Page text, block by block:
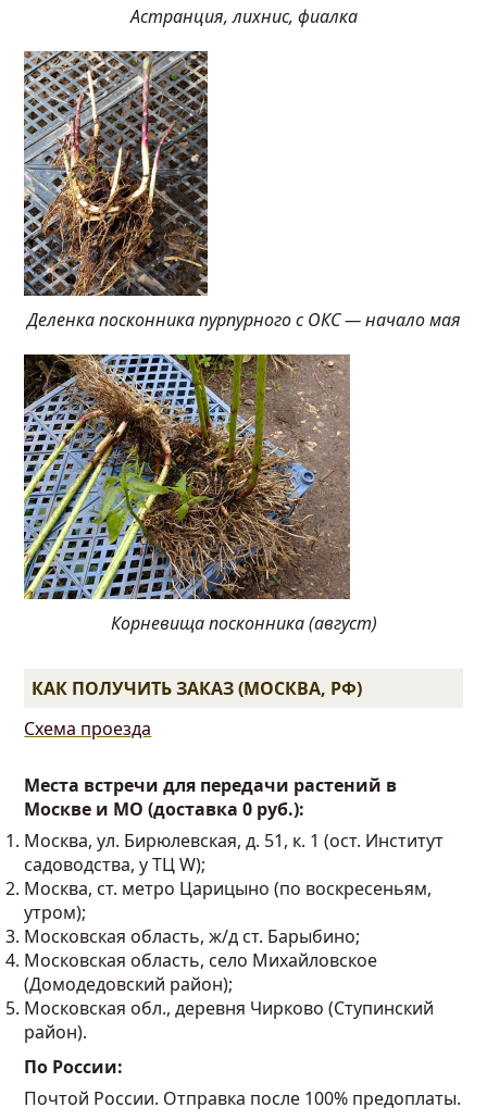
Астранция, лихнис, фиалка
Деленка посконника пурпурного с ОКС — начало мая
Корневища посконника (август)
КАК ПОЛУЧИТЬ ЗАКАЗ (МОСКВА, РФ)
Схема проезда
Места встречи для передачи растений в
Москве и МО (доставка 0 руб.):
Москва, ул. Бирюлевская, д. 51, к. 1 (ост. Институт
садоводства, у ТЦ W);
Москва, ст. метро Царицыно (по воскресеньям,
утром);
Московская область, ж/д ст. Барыбино;
Московская область, село Михайловское
(Домодедовский район);
Московская обл., деревня Чирково (Ступинский
район).
По России:
Почтой России. Отправка после 100% предоплаты.